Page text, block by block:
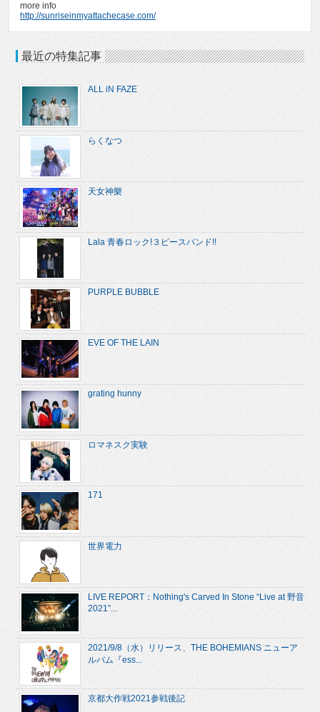
more info
http://sunriseinmyattachecase.com/
最近の特集記事
ALL iN FAZE
らくなつ
天女神樂
Lala 青春ロック!３ピースバンド!!
PURPLE BUBBLE
EVE OF THE LAIN
grating hunny
ロマネスク実験
171
世界電力
LIVE REPORT：Nothing's Carved In Stone “Live at 野音
2021”...
2021/9/8（水）リリース、THE BOHEMIANS ニューア
ルバム『ess...
京都大作戦2021参戦後記